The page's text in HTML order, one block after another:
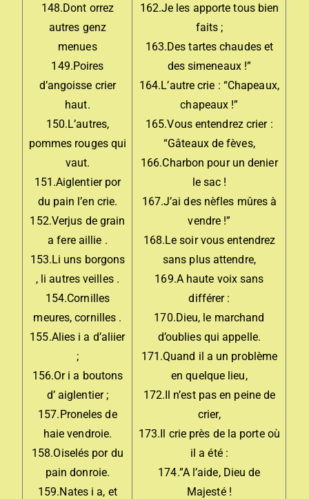
148.Dont orrez
autres genz
menues
149.Poires
d’angoisse crier
haut.
150.L’autres,
pommes rouges qui
vaut.
151.Aiglentier por
du pain l’en crie.
152.Verjus de grain
a fere aillie .
153.Li uns borgons
, li autres veilles .
154.Cornilles
meures, cornilles .
155.Alies i a d’aliier
;
156.Or i a boutons
d’ aiglentier ;
157.Proneles de
haie vendroie.
158.Oiselés por du
pain donroie.
159.Nates i a, et
162.Je les apporte tous bien
faits ;
163.Des tartes chaudes et
des simeneaux !”
164.L’autre crie : “Chapeaux,
chapeaux !”
165.Vous entendrez crier :
“Gâteaux de fèves,
166.Charbon pour un denier
le sac !
167.J’ai des nèfles mûres à
vendre !”
168.Le soir vous entendrez
sans plus attendre,
169.A haute voix sans
différer :
170.Dieu, le marchand
d’oublies qui appelle.
171.Quand il a un problème
en quelque lieu,
172.Il n’est pas en peine de
crier,
173.Il crie près de la porte où
il a été :
174.”A l’aide, Dieu de
Majesté !